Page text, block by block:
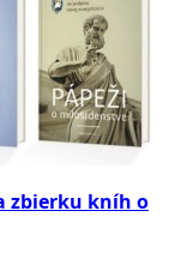
zbierku kníh o